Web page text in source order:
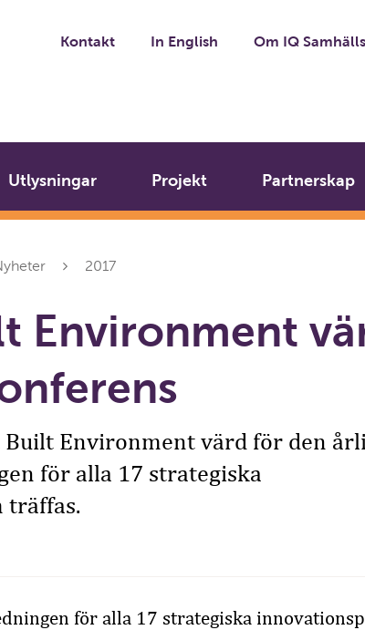
Kontakt In English Om IQ
Utlysningar Projekt Partnerskap
2017
Environment
Environment värd för den
för alla 17 strategiska
träffas.
för alla 17 strategiska